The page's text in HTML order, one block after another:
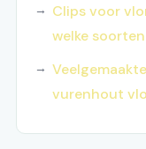
Clips voor
welke
vurenhout